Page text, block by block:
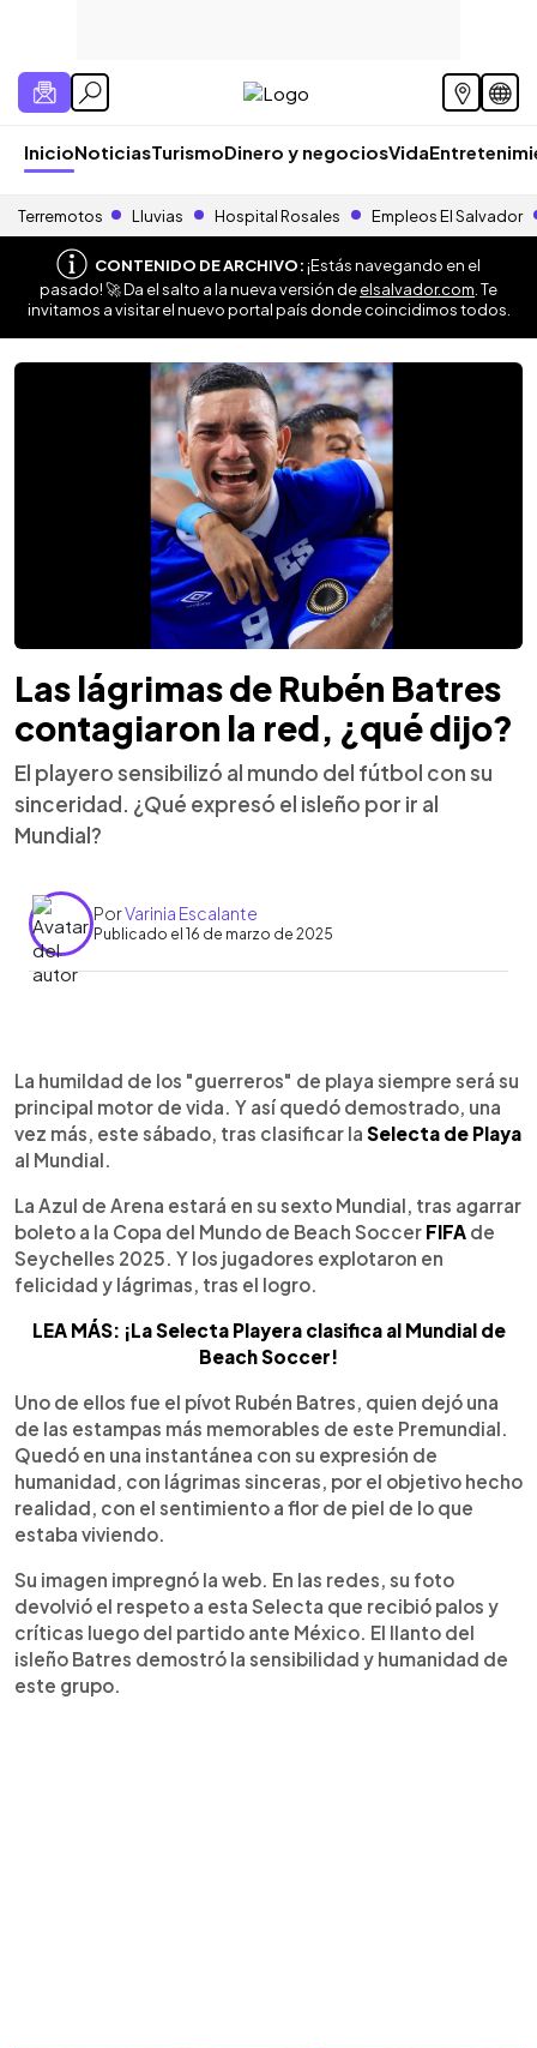
InicioNoticiasTurismoDinero y negociosVida
Terremotos Lluvias Hospital Rosales Empleos El Salvador
CONTENIDO DE ARCHIVO:¡Estás navegando en el
pasado! 🚀 Da el salto a la nueva versión deelsalvador.com . Te
invitamos a visitar el nuevo portal país donde coincidimos todos.
Las lágrimas de Rubén Batres
contagiaron la red, ¿qué dijo?
El playero sensibilizó al mundo del fútbol con su
sinceridad. ¿Qué expresó el isleño por ir al
Mundial?
PorVarinia Escalante
Publicado el 16 de marzo de 2025
► Escuchar artículo
La humildad de los "guerreros" de playa siempre será su
principal motor de vida. Y así quedó demostrado, una
vez más, este sábado, tras clasificar la Selecta de Playa
al Mundial.
La Azul de Arena estará en su sexto Mundial, tras agarrar
boleto a la Copa del Mundo de Beach Soccer FIFA de
Seychelles 2025. Y los jugadores explotaron en
felicidad y lágrimas, tras el logro.
LEA MÁS: ¡La Selecta Playera clasifica al Mundial de
Beach Soccer!
Uno de ellos fue el pívot Rubén Batres, quien dejó una
de las estampas más memorables de este Premundial.
Quedó en una instantánea con su expresión de
humanidad, con lágrimas sinceras, por el objetivo hecho
realidad, con el sentimiento a flor de piel de lo que
estaba viviendo.
Su imagen impregnó la web. En las redes, su foto
devolvió el respeto a esta Selecta que recibió palos y
críticas luego del partido ante México. El llanto del
isleño Batres demostró la sensibilidad y humanidad de
este grupo.